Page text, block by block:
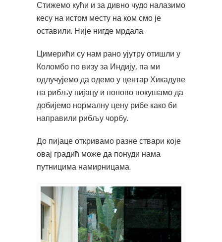
Стижемо кући и за дивно чудо налазимо
кесу на истом месту на ком смо је
оставили. Није нигде мрдала.
Цимерићи су нам рано ујутру отишли у
Коломбо по визу за Индију, па ми
одлучујемо да одемо у центар Хикадуве
на рибљу пијацу и поново покушамо да
добијемо нормалну цену рибе како би
направили рибљу чорбу.
До пијаце откривамо разне ствари које
овај градић може да понуди нама
путницима намирницама.